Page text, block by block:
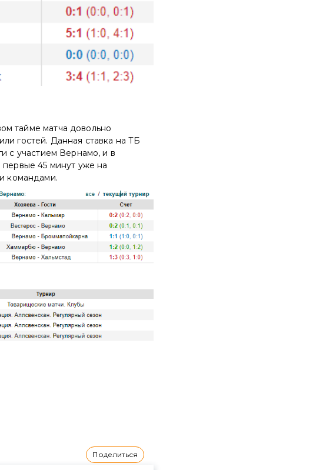
тайме матча довольно
гостей. Данная ставка на ТБ
с участием Вернамо, и в
первые 45 минут уже на
командами.
Поделиться